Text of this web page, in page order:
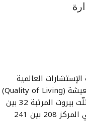
أجرته شركة الإستشارات العالمية
Mercer ، حلّت بيروت في المركز 211 كأفضل مدينة على معايير جودة مستويات المعيشة (Quality of Living)
للعام 2024، وفي المركز الـ16 بين 22 مدينة شملها المسح في العالم العربي. واحتلّت بيروت المرتبة 32 بين
46 دولة ذات الدخل المتوسط إلى المرتفع المدرجة في المسح. وكانت قد صُنّفت في المركز 208 بين 241